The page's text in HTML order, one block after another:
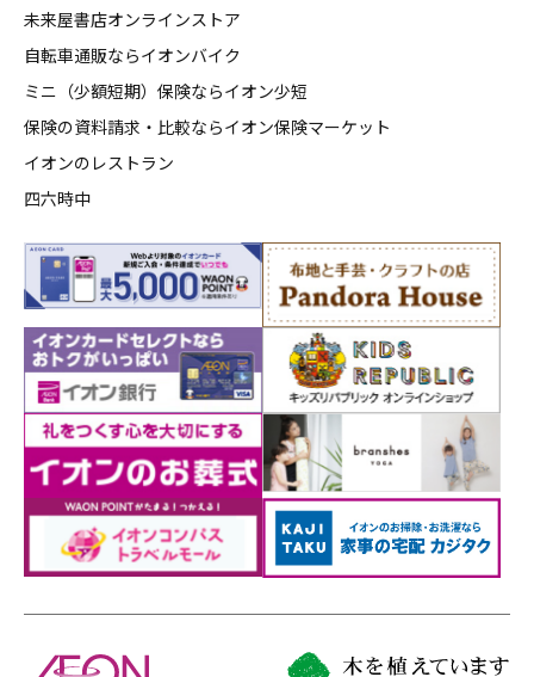
未来屋書店オンラインストア
自転車通販ならイオンバイク
ミニ（少額短期）保険ならイオン少短
保険の資料請求・比較ならイオン保険マーケット
イオンのレストラン
四六時中